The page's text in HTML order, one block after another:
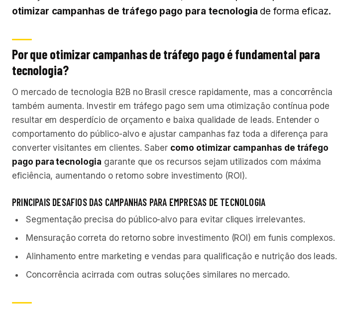
otimizar campanhas de tráfego pago para tecnologia de forma eficaz.
Por que otimizar campanhas de tráfego pago é fundamental para
tecnologia?
O mercado de tecnologia B2B no Brasil cresce rapidamente, mas a concorrência
também aumenta. Investir em tráfego pago sem uma otimização contínua pode
resultar em desperdício de orçamento e baixa qualidade de leads. Entender o
comportamento do público-alvo e ajustar campanhas faz toda a diferença para
converter visitantes em clientes. Saber como otimizar campanhas de tráfego
pago para tecnologia garante que os recursos sejam utilizados com máxima
eficiência, aumentando o retorno sobre investimento (ROI).
PRINCIPAIS DESAFIOS DAS CAMPANHAS PARA EMPRESAS DE TECNOLOGIA
Segmentação precisa do público-alvo para evitar cliques irrelevantes.
Mensuração correta do retorno sobre investimento (ROI) em funis complexos.
Alinhamento entre marketing e vendas para qualificação e nutrição dos leads.
Concorrência acirrada com outras soluções similares no mercado.